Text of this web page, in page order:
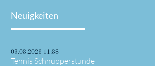
Neuigkeiten
09.03.2026 11:38
Tennis Schnupperstunde